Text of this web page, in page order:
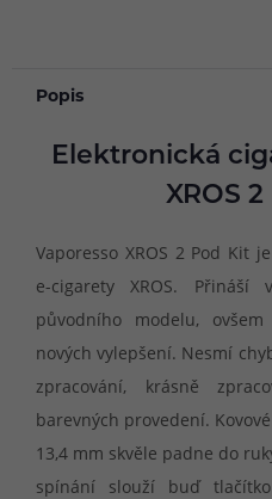
Popis
Elektronická
XROS
Vaporesso XROS 2 Pod Kit
e-cigarety XROS.
původního modelu,
nových vylepšení. Nesmí
zpracování, krásně
barevných provedení.
13,4 mm skvěle padne do
spínání slouží buď